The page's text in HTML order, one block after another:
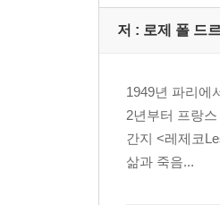
저 : 로제 폴 드
1949년 파리에
2년부터 프랑
간지 <레제코
삶과 죽음...